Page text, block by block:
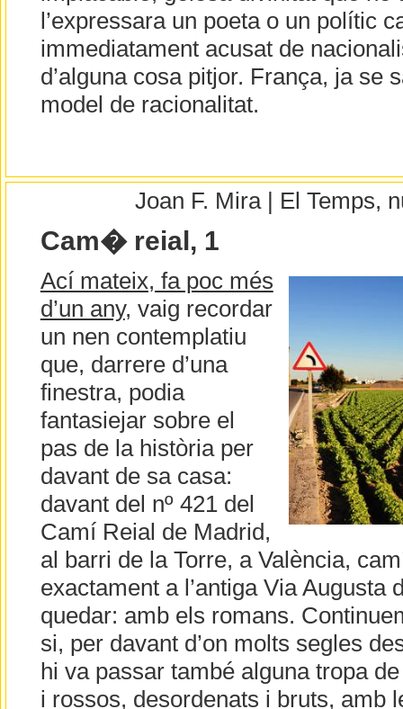
l’expressara un poeta o un polític
immediatament acusat de
d’alguna cosa pitjor. França, ja se
model de racionalitat.
Joan F. Mira | El Temps,
Cam� reial, 1
Ací mateix, fa poc més
d’un any, vaig recordar
un nen contemplatiu
que, darrere d’una
finestra, podia
fantasiejar sobre el
pas de la història per
davant de sa casa:
davant del nº 421 del
Camí Reial de Madrid,
al barri de la Torre, a València,
exactament a l’antiga Via Augusta
quedar: amb els romans.
si, per davant d’on molts segles
hi va passar també alguna tropa
i rossos, desordenats i bruts, amb